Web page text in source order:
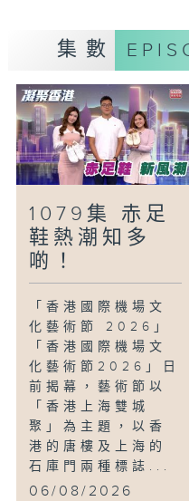
有所顧慮。就此，
橋樑角色，在轉介
員的能力與優勢，
「雙軌人生Plus -
楊明霞博士是註冊
教大家養生方法。
彈古琴、跳中國舞
術家舞蹈比賽勇奪
精通。
集數
1079集 赤足
鞋熱潮知多
啲！
「香港國際機場文
化藝術節 2026」
「香港國際機場文
化藝術節2026」日
前揭幕，藝術節以
「香港上海雙城
聚」為主題，以香
港的唐樓及上海的
石庫門兩種標誌...
06/08/2026